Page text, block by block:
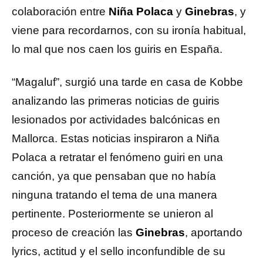
colaboración entre Niña Polaca y Ginebras, y
viene para recordarnos, con su ironía habitual,
lo mal que nos caen los guiris en España.
“Magaluf”, surgió una tarde en casa de Kobbe
analizando las primeras noticias de guiris
lesionados por actividades balcónicas en
Mallorca. Estas noticias inspiraron a Niña
Polaca a retratar el fenómeno guiri en una
canción, ya que pensaban que no había
ninguna tratando el tema de una manera
pertinente. Posteriormente se unieron al
proceso de creación las Ginebras, aportando
lyrics, actitud y el sello inconfundible de su